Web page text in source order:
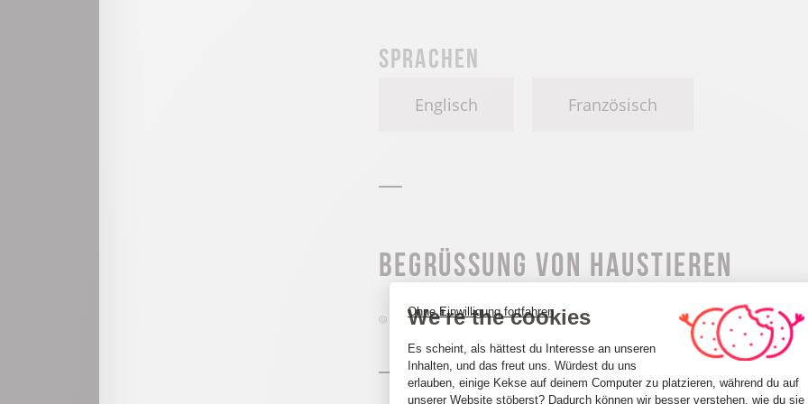
Sprachen
Englisch Französisch
Begrüssung von Haustieren
Haustiere abgelehnt
Ohne Einwilligung fortfahren
We're the cookies
Einwilligungsmanagementplattform:
Es scheint, als hättest du Interesse an unseren
Inhalten, und das freut uns. Würdest du uns
erlauben, einige Kekse auf deinem Computer zu platzieren, während du auf
unserer Website stöberst? Dadurch können wir besser verstehen, wie du sie